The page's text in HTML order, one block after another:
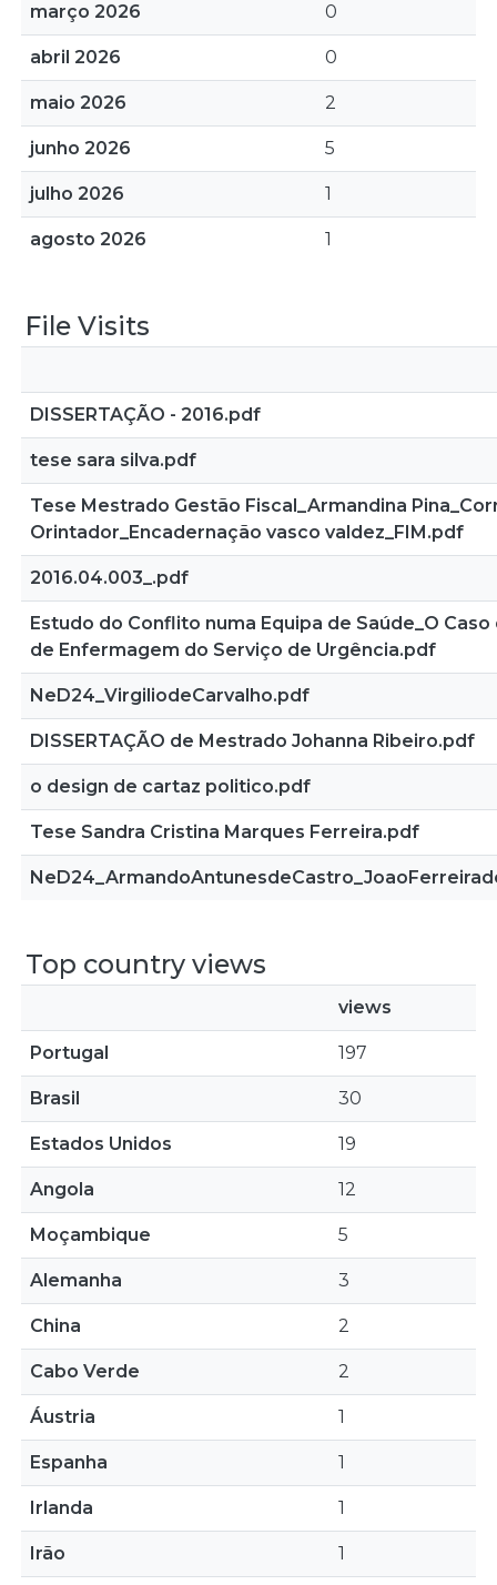
março 2026 0
abril 2026 0
maio 2026 2
junho 2026 5
julho 2026 1
agosto 2026 1
File Visits
DISSERTAÇÃO - 2016.pdf
tese sara silva.pdf
Tese Mestrado Gestão Fiscal_Armandina
Orintador_Encadernação vasco valdez_FIM.pdf
2016.04.003_.pdf
Estudo do Conflito numa Equipa de Saúde_O Caso
de Enfermagem do Serviço de Urgência.pdf
NeD24_VirgiliodeCarvalho.pdf
DISSERTAÇÃO de Mestrado Johanna Ribeiro.pdf
o design de cartaz politico.pdf
Tese Sandra Cristina Marques Ferreira.pdf
Top country views
views
Portugal 197
Brasil 30
Estados Unidos 19
Angola 12
Moçambique 5
Alemanha 3
China 2
Cabo Verde 2
Áustria 1
Espanha 1
Irlanda 1
Irão 1